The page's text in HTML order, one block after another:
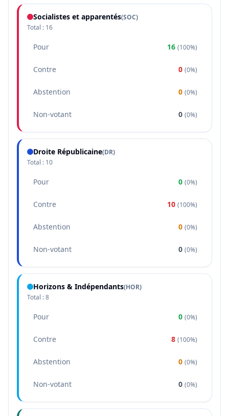
Socialistes et apparentés(SOC)
Total : 16
Pour 16 (100%)
Contre 0 (0%)
Abstention 0 (0%)
Non-votant 0 (0%)
Droite Républicaine(DR)
Total : 10
Pour 0 (0%)
Contre 10 (100%)
Abstention 0 (0%)
Non-votant 0 (0%)
Horizons & Indépendants(HOR)
Total :8
Pour 0 (0%)
Contre 8 (100%)
Abstention 0 (0%)
Non-votant 0 (0%)